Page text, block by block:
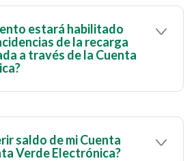
estará habilitado
de la recarga
a través de la Cuenta
saldo de mi Cuenta
Verde Electrónica?